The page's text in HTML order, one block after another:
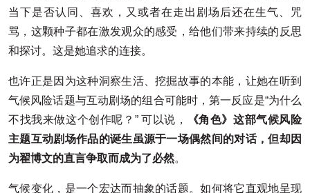
当下是否认同、喜欢，又或者在走出剧场后还在生气、咒
骂，这颗种子都在激发观众的感受，给他们带来持续的反思
和探讨。这是她追求的连接。
也许正是因为这种洞察生活、挖掘故事的本能，让她在听到
气候风险话题与互动剧场的组合可能时，第一反应是“为什么
不找我来做这个创作呢？” 可以说，
《角色》这部气候风险
主题互动剧场作品的诞生虽源于一场偶然间的对话，但却因
为翟博文的直言争取而成为了必然。
气候变化，是一个宏达而抽象的话题。如何将它直观地呈现